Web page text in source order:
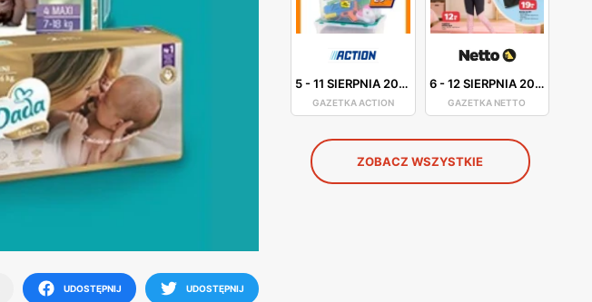
UDOSTĘPNIJ UDOSTĘPNIJ
5-11 SIERPNIA 2026
GAZETKA ACTION
6-12 SIERPNIA 2026
GAZETKA NETTO
ZOBACZ WSZYSTKIE